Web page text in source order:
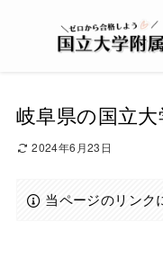
岐阜県の国立大
2024年6月23日
当ページのリンク